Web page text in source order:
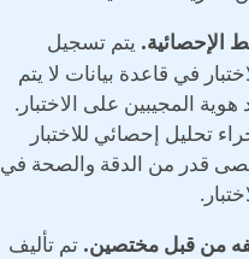
يتم تسجيل
في قاعدة بيانات لا يتم
هوية المجيبين على الاختبار.
تحليل إحصائي للاختبار
قدر من الدقة والصحة في
تم تأليف